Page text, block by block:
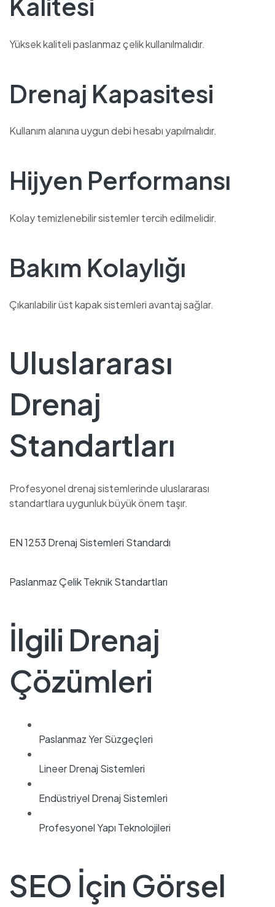
Yüksek kaliteli paslanmaz çelik kullanılmalıdır.
Drenaj Kapasitesi
Kullanım alanına uygun debi hesabı yapılmalıdır.
Hijyen Performansı
Kolay temizlenebilir sistemler tercih edilmelidir.
Bakım Kolaylığı
Çıkarılabilir üst kapak sistemleri avantaj sağlar.
Uluslararası
Drenaj
Standartları
Profesyonel drenaj sistemlerinde uluslararası
standartlara uygunluk büyük önem taşır.
EN 1253 Drenaj Sistemleri Standardı
Paslanmaz Çelik Teknik Standartları
İlgili Drenaj
Çözümleri
Paslanmaz Yer Süzgeçleri
Lineer Drenaj Sistemleri
Endüstriyel Drenaj Sistemleri
Profesyonel Yapı Teknolojileri
SEO İçin Görsel